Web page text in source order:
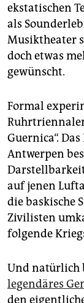
ekstatischen
als
Musiktheater
doch etwas
gewünscht.
Formal
Guernica“.
Antwerpen
auf jenen
die baskische
Zivilisten
folgende
Und natürlich
legendäres
den